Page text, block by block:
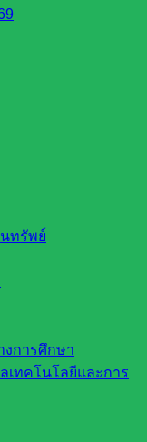
ทรัพย์
การศึกษา
เทคโนโลยีและการ
ตพื้นที่การศึกษา
ห้นายปรีดี โสโป รอง
ระถมศึกษาสระแก้ว
บตัวชี้วัด เข้าร่วม
ารขับเคลื่อน
ารศึกษาขั้นพื้นฐาน
งบประมาณ พ.ศ.
ครนายก ปราจีนบุรี
Meeting…